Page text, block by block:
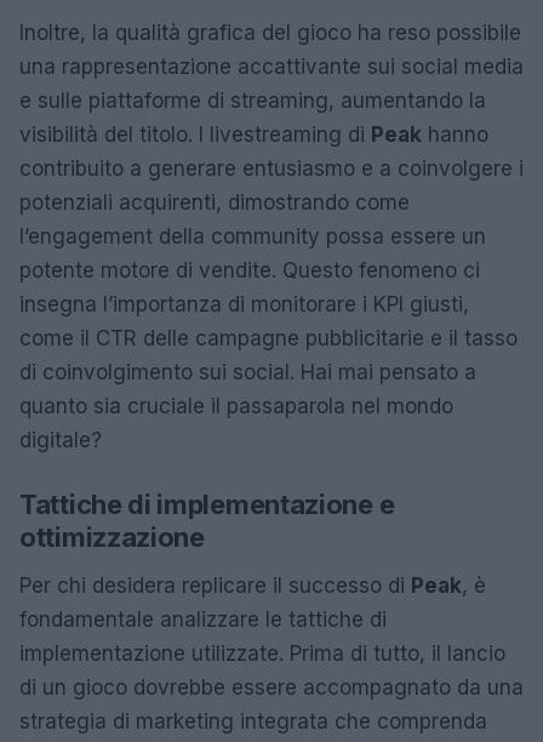
Inoltre, la qualità grafica del gioco ha reso possibile
una rappresentazione accattivante sui social media
e sulle piattaforme di streaming, aumentando la
visibilità del titolo. I livestreaming di Peak hanno
contribuito a generare entusiasmo e a coinvolgere i
potenziali acquirenti, dimostrando come
l’engagement della community possa essere un
potente motore di vendite. Questo fenomeno ci
insegna l’importanza di monitorare i KPI giusti,
come il CTR delle campagne pubblicitarie e il tasso
di coinvolgimento sui social. Hai mai pensato a
quanto sia cruciale il passaparola nel mondo
digitale?
Tattiche di implementazione e
ottimizzazione
Per chi desidera replicare il successo di Peak, è
fondamentale analizzare le tattiche di
implementazione utilizzate. Prima di tutto, il lancio
di un gioco dovrebbe essere accompagnato da una
strategia di marketing integrata che comprenda